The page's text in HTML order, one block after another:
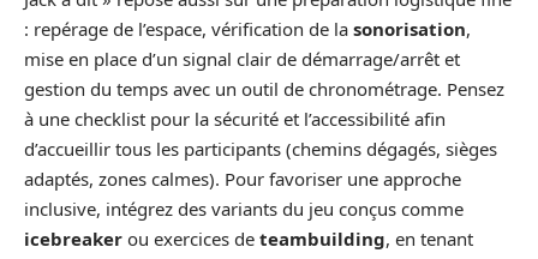
: repérage de l’espace, vérification de la sonorisation,
mise en place d’un signal clair de démarrage/arrêt et
gestion du temps avec un outil de chronométrage. Pensez
à une checklist pour la sécurité et l’accessibilité afin
d’accueillir tous les participants (chemins dégagés, sièges
adaptés, zones calmes). Pour favoriser une approche
inclusive, intégrez des variants du jeu conçus comme
icebreaker ou exercices de teambuilding, en tenant